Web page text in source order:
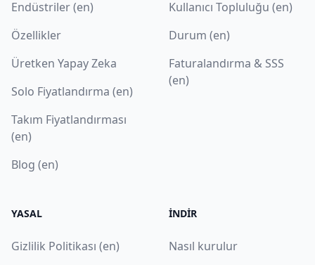
Endüstriler (en)
Özellikler
Üretken Yapay Zeka
Solo Fiyatlandırma (en)
Takım Fiyatlandırması
(en)
Blog (en)
Kullanıcı Topluluğu (en)
Durum (en)
Faturalandırma & SSS
(en)
YASAL
Gizlilik Politikası (en)
İNDIR
Nasıl kurulur